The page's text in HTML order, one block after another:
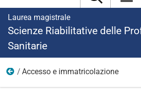
Laurea magistrale
Scienze Riabilitative delle
Sanitarie
Iscriversi
Accesso e immatricolazione